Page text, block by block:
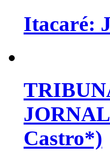
Itacaré:
Castro*)